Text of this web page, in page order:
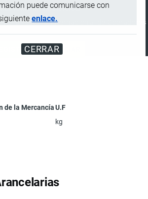
puede comunicarse con
enlace.
CERRAR
INTERNACIONAL
el Directorio Internacional de Operadores
ANUNCIAR
de la MercancíaU.F
kg